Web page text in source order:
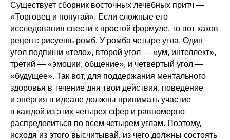
Существует сборник восточных лечебных притч —
«Торговец и попугай». Если сложные его
исследования свести к простой формуле, то вот каков
рецепт: рисуешь ромб. У ромба четыре угла. Один
угол подпиши «тело», второй угол — «ум, интеллект»,
третий — «эмоции, общение», и четвертый угол —
«будущее». Так вот, для поддержания ментального
здоровья в течение дня твои действия, поведение
и энергия в идеале должны принимать участие
в каждой из этих четырех сфер и равномерно
распределиться по всем четырем углам. Поэтому,
исходя из этого высчитывай, из чего должны состоять